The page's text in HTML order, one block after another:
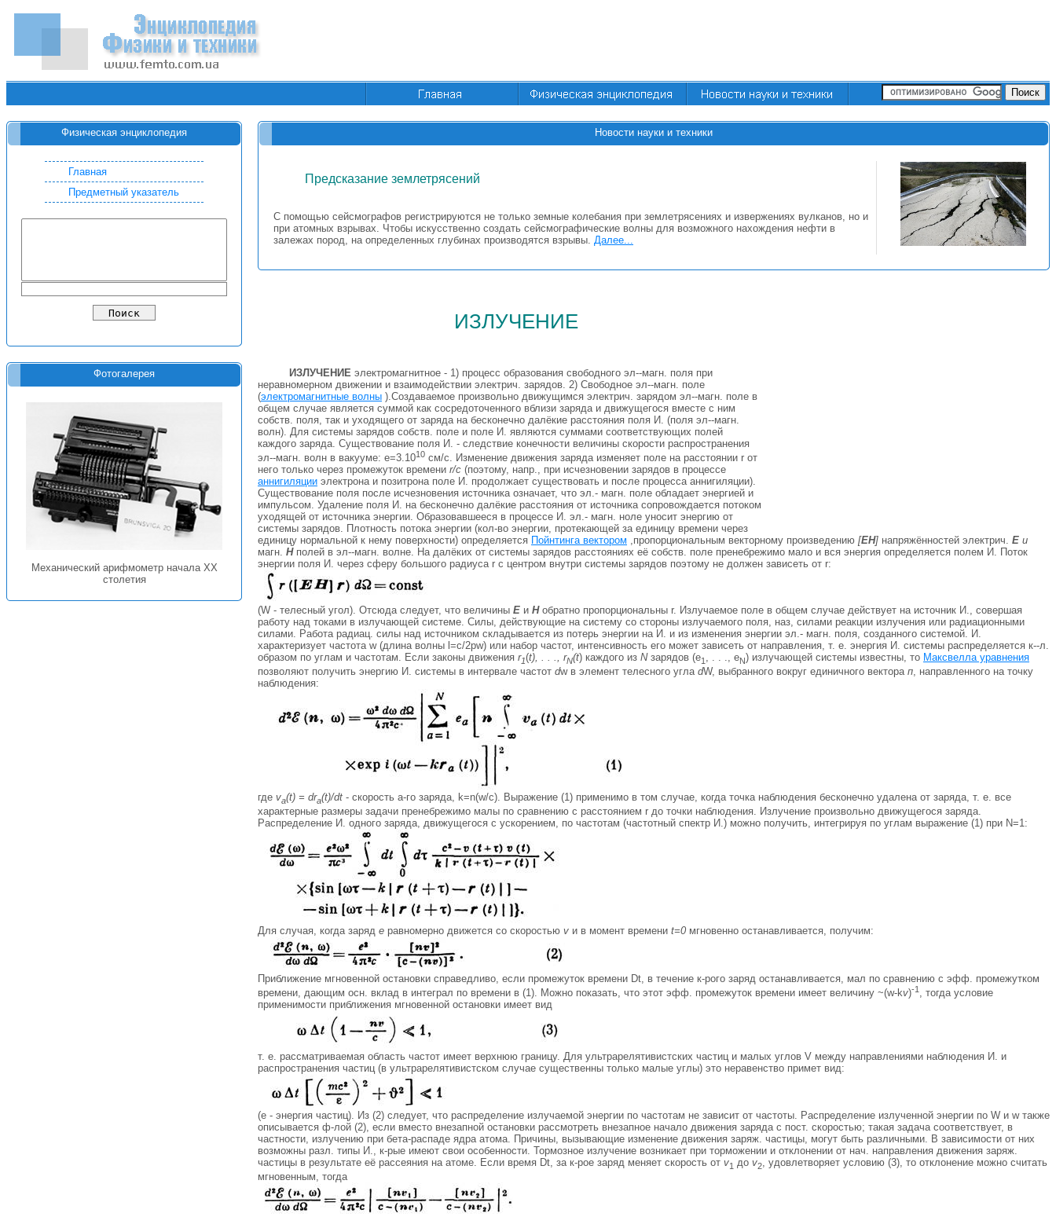
Физическая энциклопедия
Главная
Предметный указатель
Фотогалерея
Механический арифмометр начала XX
столетия
Новости науки и техники
Предсказание землетрясений
С помощью сейсмографов регистрируются не только земные колебания при землетрясениях и извержениях вулканов, но и
при атомных взрывах. Чтобы искусственно создать сейсмографические волны для возможного нахождения нефти в
залежах пород, на определенных глубинах производятся взрывы. Далее...
излучение
ИЗЛУЧЕНИЕ электромагнитное - 1) процесс образования свободного эл--магн. поля при
неравномерном движении и взаимодействии электрич. зарядов. 2) Свободное эл--магн. поле
(электромагнитные волны ).Создаваемое произвольно движущимся электрич. зарядом эл--магн. поле в
общем случае является суммой как сосредоточенного вблизи заряда и движущегося вместе с ним
собств. поля, так и уходящего от заряда на бесконечно далёкие расстояния поля И. (поля эл--магн.
волн). Для системы зарядов собств. поле и поле И. являются суммами соответствующих полей
каждого заряда. Существование поля И. - следствие конечности величины скорости распространения
эл--магн. волн в вакууме: е=3.1010 см/с. Изменение движения заряда изменяет поле на расстоянии r от
него только через промежуток времени r/с (поэтому, напр., при исчезновении зарядов в процессе
аннигиляции электрона и позитрона поле И. продолжает существовать и после процесса аннигиляции).
Существование поля после исчезновения источника означает, что эл.- магн. поле обладает энергией и
импульсом. Удаление поля И. на бесконечно далёкие расстояния от источника сопровождается потоком
уходящей от источника энергии. Образовавшееся в процессе И. эл.- магн. ноле уносит энергию от
системы зарядов. Плотность потока энергии (кол-во энергии, протекающей за единицу времени через
единицу нормальной к нему поверхности) определяется Пойнтинга вектором ,пропорциональным векторному произведению [ЕН] напряжённостей электрич. Е и
магн. Нполей в эл--магн. волне. На далёких от системы зарядов расстояниях её собств. поле пренебрежимо мало и вся энергия определяется полем И. Поток
энергии поля И. через сферу большого радиуса r с центром внутри системы зарядов поэтому не должен зависеть от r:
(W - телесный угол). Отсюда следует, что величины E и Нобратно пропорциональны r. Излучаемое поле в общем случае действует на источник И., совершая
работу над токами в излучающей системе. Силы, действующие на систему со стороны излучаемогo поля, наз, силами реакции излучения или радиационными
силами. Работа радиац. силы над источником складывается из потерь энергии на И. и из изменения энергии эл.- магн. поля, созданного системой. И.
характеризует частота w (длина волны l=с/2pw) или набор частот, интенсивность его может зависеть от направления, т. е. энергия И. системы распределяется к--л.
образом по углам и частотам. Если законы движения r1(t), . . ., rN(t) каждого из Nзарядов (е1 , . . ., eN) излучающей системы известны, то Максвелла уравнения
позволяют получить энергию И. системы в интервале частот dw в элемент телесного угла dW, выбранного вокруг единичного вектора п, направленного на точку
наблюдения:
где va(t) = dra(t)/dt - скорость а-го заряда, k=n(w/c). Выражение (1) применимо в том случае, когда точка наблюдения бесконечно удалена от заряда, т. е. все
характерные размеры задачи пренебрежимо малы по сравнению с расстоянием r до точки наблюдения. Излучение произвольно движущегося заряда.
Распределение И. одного заряда, движущегося с ускорением, по частотам (частотный спектр И.) можно получить, интегрируя по углам выражение (1) при N=1:
Для случая, когда заряд е равномерно движется со скоростью v и в момент времени t=0 мгновенно останавливается, получим:
Приближение мгновенной остановки справедливо, если промежуток времени Dt, в течение к-рого заряд останавливается, мал по сравнению с эфф. промежутком
времени, дающим осн. вклад в интеграл по времени в (1). Можно показать, что этот эфф. промежуток времени имеет величину ~(w-kv)-1 , тогда условие
применимости приближения мгновенной остановки имеет вид
т. е. рассматриваемая область частот имеет верхнюю границу. Для ультрарелятивистских частиц и малых углов V между направлениями наблюдения И. и
распространения частиц (в ультрарелятивистском случае существенны только малые углы) это неравенство примет вид:
(e - энергия частиц). Из (2) следует, что распределение излучаемой энергии по частотам не зависит от частоты. Распределение излученной энергии по W и w также
описывается ф-лой (2), если вместо внезапной остановки рассмотреть внезапное начало движения заряда с пост. скоростью; такая задача соответствует, в
частности, излучению при бета-распаде ядра атома. Причины, вызывающие изменение движения заряж. частицы, могут быть различными. В зависимости от них
возможны разл. типы И., к-рые имеют свои особенности. Тормозное излучение возникает при торможении и отклонении от нач. направления движения заряж.
частицы в результате её рассеяния на атоме. Если время Dt, за к-рое заряд меняет скорость от v1 до v2, удовлетворяет условию (3), то отклонение можно считать
мгновенным, тогда